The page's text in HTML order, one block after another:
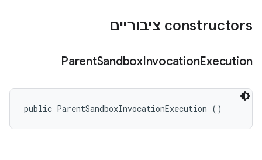
‫constructors ציבוריים
ParentSandboxInvocationExecution
public ParentSandboxInvocationExecution ()